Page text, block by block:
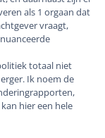
als 1 orgaan dat
vraagt,
totaal niet
Ik noem de
hier een hele